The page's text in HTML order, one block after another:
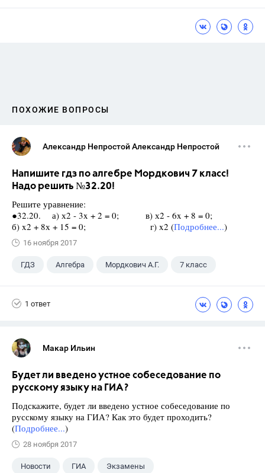
ПОХОЖИЕ ВОПРОСЫ
Александр Непростой Александр Непростой
Напишите гдз по алгебре Мордкович 7 класс!
Надо решить №32.20!
Решите уравнение:
●32.20. а) х2 - 3x + 2 = 0; в) х2 - 6x + 8 = 0;
б) x2 + 8х + 15 = 0; г) x2 (Подробнее...)
16 ноября 2017
ГДЗ Алгебра Мордкович А.Г. 7 класс
1 ответ
Макар Ильин
Будет ли введено устное собеседование по
русскому языку на ГИА?
Подскажите, будет ли введено устное собеседование по
русскому языку на ГИА? Как это будет проходить?
(Подробнее...)
28 ноября 2017
Новости ГИА Экзамены